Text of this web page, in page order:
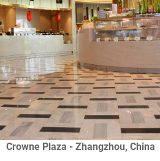
Crowne Plaza - Zhangzhou, China